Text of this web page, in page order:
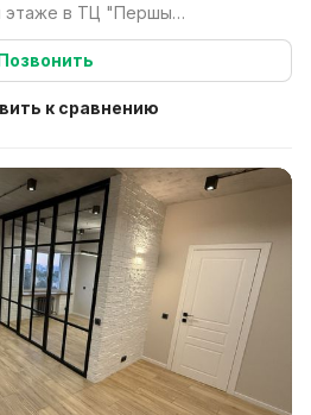
этаже в ТЦ "Першы
к сравнению